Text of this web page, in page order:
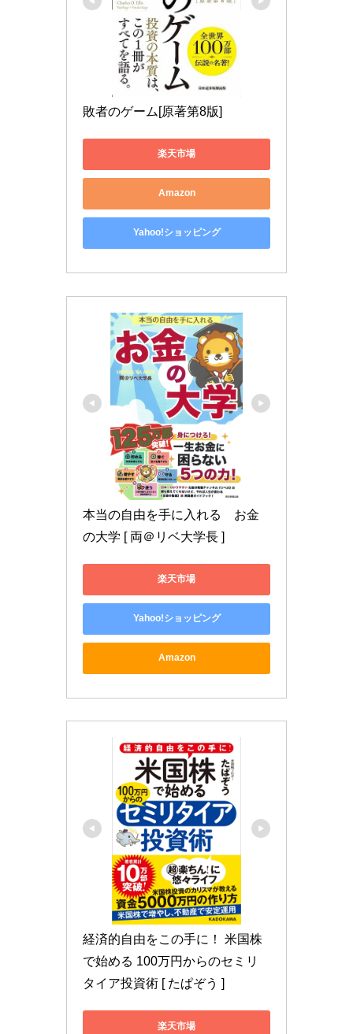
敗者のゲーム[原著第8版]
楽天市場
Amazon
Yahoo!ショッピング
本当の自由を手に入れる　お金
の大学 [ 両＠リベ大学長 ]
楽天市場
Yahoo!ショッピング
Amazon
経済的自由をこの手に！ 米国株
で始める 100万円からのセミリ
タイア投資術 [ たぱぞう ]
楽天市場